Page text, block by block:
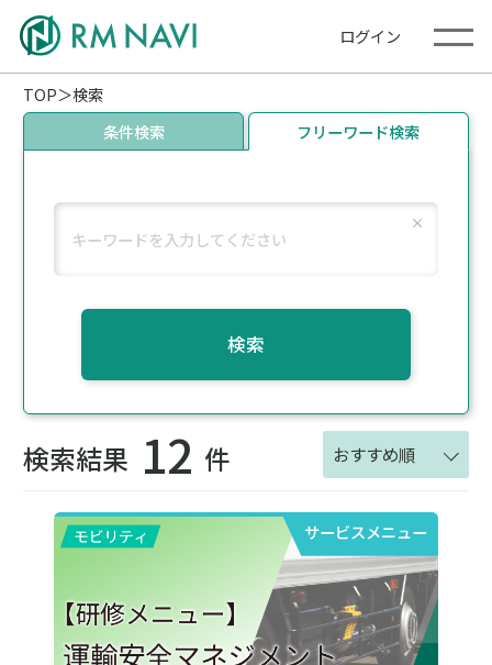
ログイン
TOP
検索
条件検索
フリーワード検索
検索
検索結果 12 件 おすすめ順
サービスメニュー